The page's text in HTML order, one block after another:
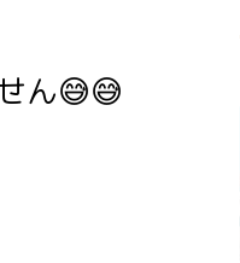
ん😅😅